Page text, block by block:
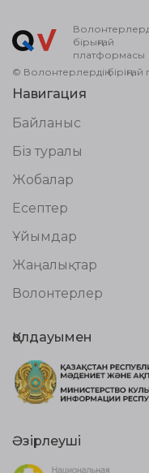
бірыңғай
платформасы
© Волонтерлердің
Навигация
Байланыс
Біз туралы
Жобалар
Есептер
Ұйымдар
Жаңалықтар
Волонтерлер
Қолдауымен
Әзірлеуші